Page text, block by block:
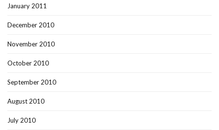
January 2011
December 2010
November 2010
October 2010
September 2010
August 2010
July 2010